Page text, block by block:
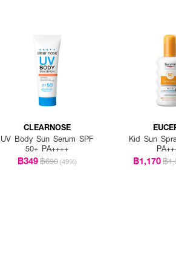
CLEARNOSE
UV Body Sun Serum SPF
50+ PA++++
฿349฿690 (49%)
Kid Sun
฿1,170฿